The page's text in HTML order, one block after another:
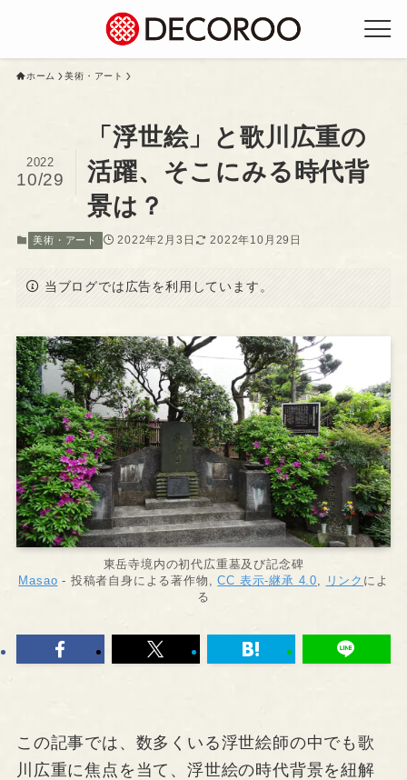
ホーム 美術・アート
「浮世絵」と歌川広重の
活躍、そこにみる時代背
景は？
2022
10/29
美術・アート 2022年2月3日 2022年10月29日
当ブログでは広告を利用しています。
東岳寺境内の初代広重墓及び記念碑
Masao - 投稿者自身による著作物 ,CC 表示-継承 4.0 リンク によ
る
この記事では、数多くいる浮世絵師の中でも歌
川広重に焦点を当て、浮世絵の時代背景を紐解